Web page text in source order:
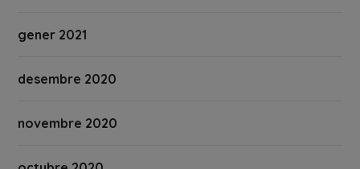
gener 2021
desembre 2020
novembre 2020